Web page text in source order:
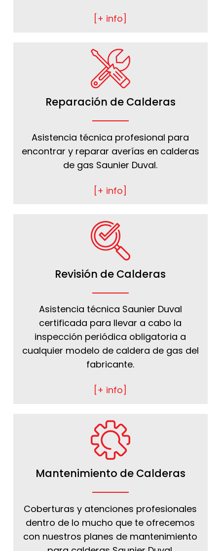
[+ info]
Reparación de Calderas
Asistencia técnica profesional para
encontrar y reparar averías en calderas
de gas Saunier Duval.
[+ info]
Revisión de Calderas
Asistencia técnica Saunier Duval
certificada para llevar a cabo la
inspección periódica obligatoria a
cualquier modelo de caldera de gas del
fabricante.
[+ info]
Mantenimiento de Calderas
Coberturas y atenciones profesionales
dentro de lo mucho que te ofrecemos
con nuestros planes de mantenimiento